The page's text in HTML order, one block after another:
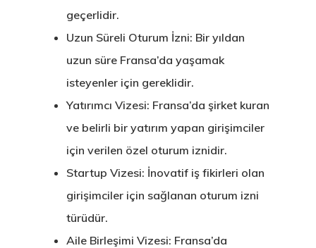
geçerlidir.
Uzun Süreli Oturum İzni: Bir yıldan
uzun süre Fransa’da yaşamak
isteyenler için gereklidir.
Yatırımcı Vizesi: Fransa’da şirket kuran
ve belirli bir yatırım yapan girişimciler
için verilen özel oturum iznidir.
Startup Vizesi: İnovatif iş fikirleri olan
girişimciler için sağlanan oturum izni
türüdür.
Aile Birleşimi Vizesi: Fransa’da